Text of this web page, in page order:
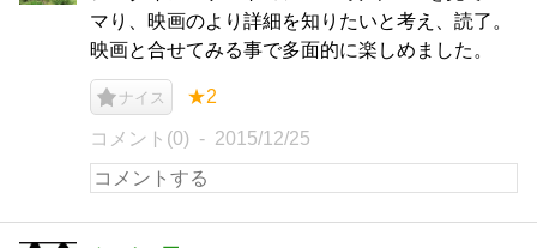
マり、映画のより詳細を知りたいと考え、読了。
映画と合せてみる事で多面的に楽しめました。
ナイス ★2
コメント(0) 2015/12/25